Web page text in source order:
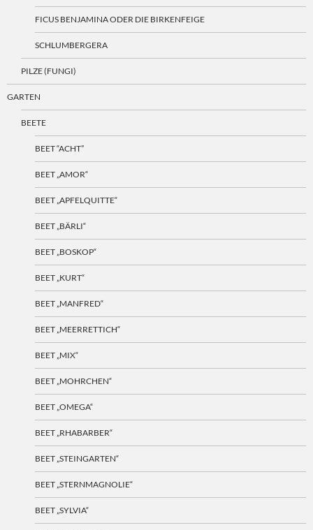
FICUS BENJAMINA ODER DIE BIRKENFEIGE
SCHLUMBERGERA
PILZE (FUNGI)
GARTEN
BEETE
BEET “ACHT”
BEET „AMOR“
BEET „APFELQUITTE“
BEET „BÄRLI“
BEET „BOSKOP“
BEET „KURT“
BEET „MANFRED“
BEET „MEERRETTICH“
BEET „MIX“
BEET „MOHRCHEN“
BEET „OMEGA“
BEET „RHABARBER“
BEET „STEINGARTEN“
BEET „STERNMAGNOLIE“
BEET „SYLVIA“